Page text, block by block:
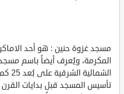
مسجد غزوة حنين : هو أحد
المكرمة، ويُعرف أيضاً باسم
تأسيس المسجد قبل بدايات القرن